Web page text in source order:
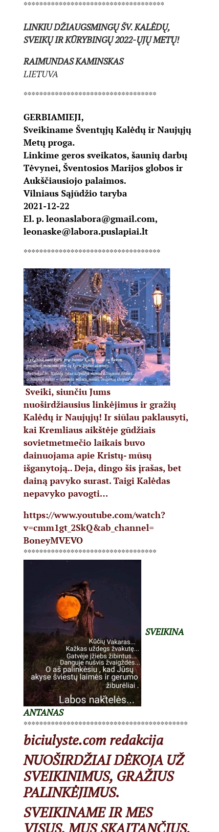
************************************
LINKIU DŽIAUGSMINGŲ ŠV. KALĖDŲ,
SVEIKŲ IR KŪRYBINGŲ 2022-ŲJŲ METŲ!
RAIMUNDAS KAMINSKAS
LIETUVA
**********************************
GERBIAMIEJI,
Sveikiname Šventųjų Kalėdų ir Naujųjų
Metų proga.
Linkime geros sveikatos, šaunių darbų
Tėvynei, Šventosios Marijos globos ir
Aukščiausiojo palaimos.
Vilniaus Sąjūdžio taryba
2021-12-22
El. p. leonaslabora@gmail.com,
leonaske@labora.puslapiai.lt
***********************************
Sveiki, siunčiu Jums
nuoširdžiausius linkėjimus ir gražių
Kalėdų ir Naujųjų! Ir siūlau paklausyti,
kai Kremliaus aikštėje gūdžiais
sovietmetmečio laikais buvo
dainuojama apie Kristų- mūsų
išganytoją.. Deja, dingo šis įrašas, bet
dainą pavyko surast. Taigi Kalėdas
nepavyko pavogti…
https://www.youtube.com/watch?
v=cmm1gt_2SkQ&ab_channel=
BoneyMVEVO
**********************************
SVEIKINA
ANTANAS
******************************************
biciulyste.com redakcija
NUOŠIRDŽIAI DĖKOJA UŽ
SVEIKINIMUS, GRAŽIUS
PALINKĖJIMUS.
SVEIKINAME IR MES
VISUS, MUS SKAITANČIUS,